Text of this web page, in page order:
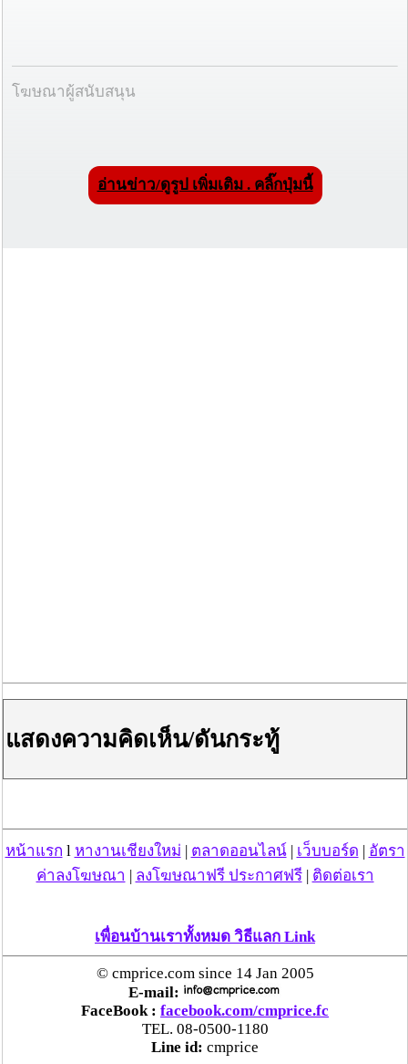
โฆษณาผู้สนับสนุน
คืนครบ
ตร.สภ.เมืองลำพูน ยึดยาบ้ากว่า 700 เม็ด หลังชาว
แม่สะเรียง ลุยตรวจ “สกุชชี่“ ของเล่นอันตราย พบไร้
มาตรฐานเสี่ยงอันตราย สั่งห้ามขาย-เตือนภัยผู้
ปกครองเฝ้าระวังบุตรหลาน
“ลาว” ส่ง “24 คนไทย” กลับประเทศผ่านด่าน
เชียงของ เพื่อดำเนินการตามกฎหมาย พบส่วนใหญ่มี
เอี่ยวแก๊งคอลเซ็นเตอร์
“ตรีนุช” เปิดตัวระบบ “e-WorkPermit” ลงทะเบียน
แรงงานต่างด้าวออนไลน์ ให้บริการ 24 ชั่วโมงทั่ว
อ่านข่าว/ดูรูป เพิ่มเติม . คลิ๊กปุ่มนี้
แสดงความคิดเห็น/ดันกระทู้
หน้าแรก l หางานเชียงใหม่ | ตลาดออนไลน์| เว็บบอร์ด | อัตรา
ค่าลงโฆษณา | ลงโฆษณาฟรี ประกาศฟรี| ติดต่อเรา
เพื่อนบ้านเราทั้งหมด วิธีแลก Link
© cmprice.com since 14 Jan 2005
E-mail:
FaceBook : facebook.com/cmprice.fc
TEL. 08-0500-1180
Line id: cmprice